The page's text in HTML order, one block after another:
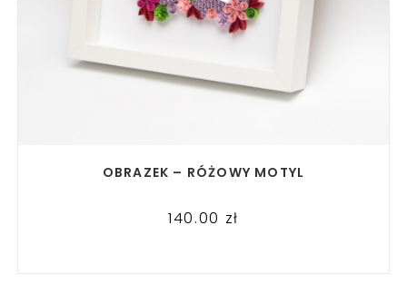
READ MORE
OBRAZEK – RÓŻOWY MOTYL
140.00 zł